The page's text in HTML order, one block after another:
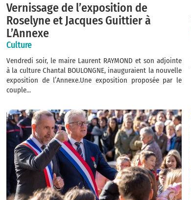
Vernissage de l’exposition de
Roselyne et Jacques Guittier à
L’Annexe
Culture
Vendredi soir, le maire Laurent RAYMOND et son adjointe
à la culture Chantal BOULONGNE, inauguraient la nouvelle
exposition de l’Annexe.Une exposition proposée par le
couple...